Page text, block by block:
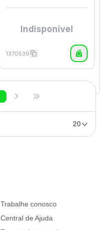
Indisponível
1370539
20
Trabalhe conosco
Central de Ajuda